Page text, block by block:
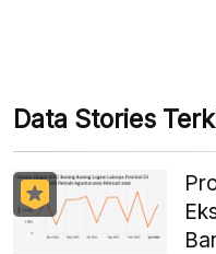
Data Stories